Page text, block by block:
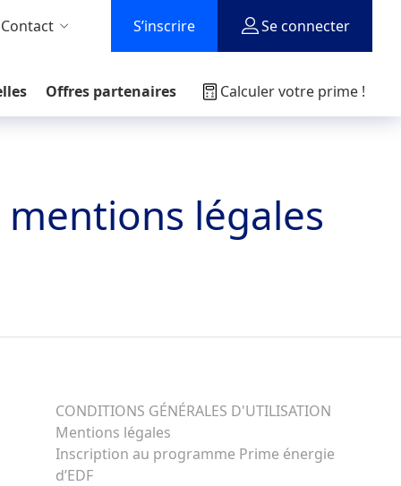
S’inscrire Se connecter
Offres partenaires Calculer votre prime !
mentions légales
CONDITIONS GÉNÉRALES D'UTILISATION
Mentions légales
Inscription au programme Prime énergie
d’EDF